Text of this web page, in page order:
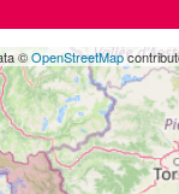
©OpenStreetMap